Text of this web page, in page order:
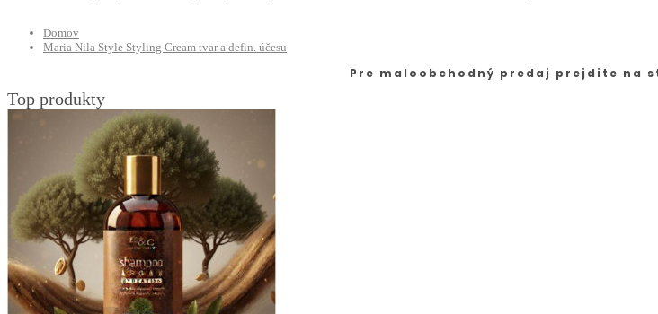
Domov
Maria Nila Style Styling Cream tvar a defin. účesu
Pre maloobchodný predaj prejdite na
Top produkty